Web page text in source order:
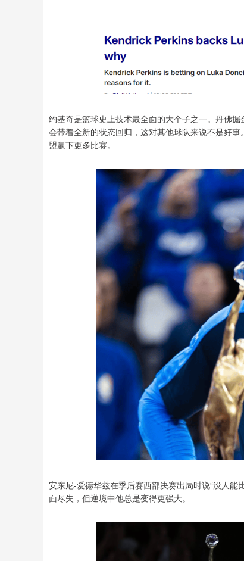
约基奇是篮球史上技术最全面的大个子之一。丹佛
会带着全新的状态回归，这对其他球队来说不是好
盟赢下更多比赛。
安东尼-爱德华兹在季后赛西部决赛出局时说“没人
面尽失，但逆境中他总是变得更强大。